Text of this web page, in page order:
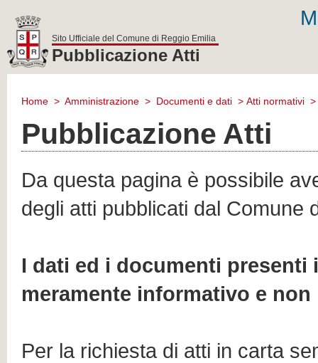
reggio
Sito Ufficiale del Comune di Reggio Emilia
Pubblicazione Atti
Home > Amministrazione > Documenti e dati > Atti normativi >
Pubblicazione Atti
Da questa pagina è possibile
degli atti pubblicati dal Comune
I dati ed i documenti presenti
meramente informativo e
Per la richiesta di atti in carta